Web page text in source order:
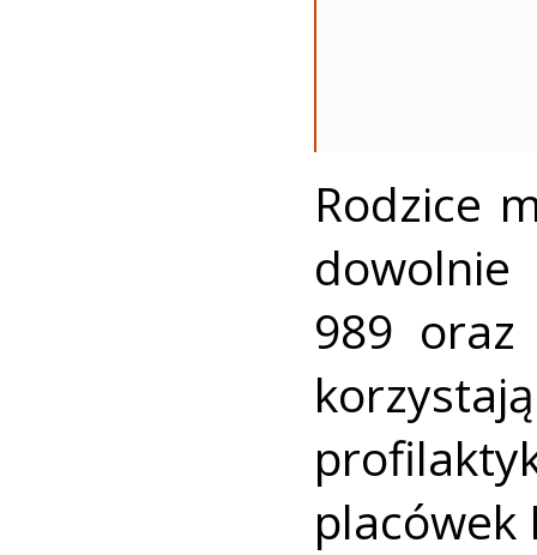
Rodzice
989
placówek